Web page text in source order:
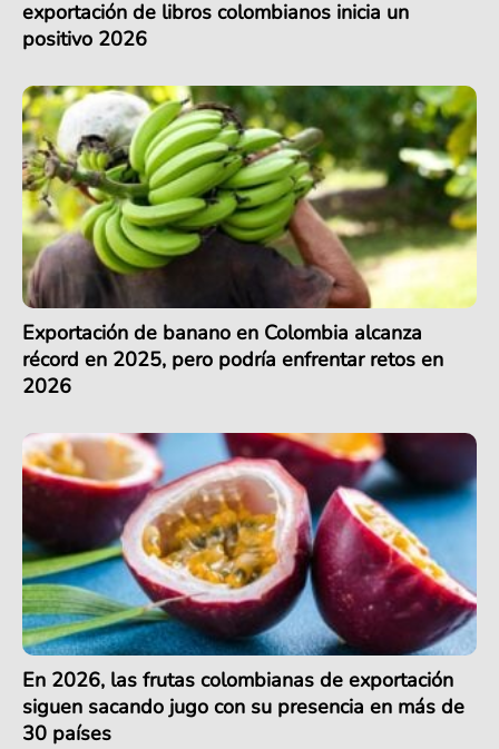
exportación de libros colombianos inicia un
positivo 2026
Exportación de banano en Colombia alcanza
récord en 2025, pero podría enfrentar retos en
2026
En 2026, las frutas colombianas de exportación
siguen sacando jugo con su presencia en más de
30 países